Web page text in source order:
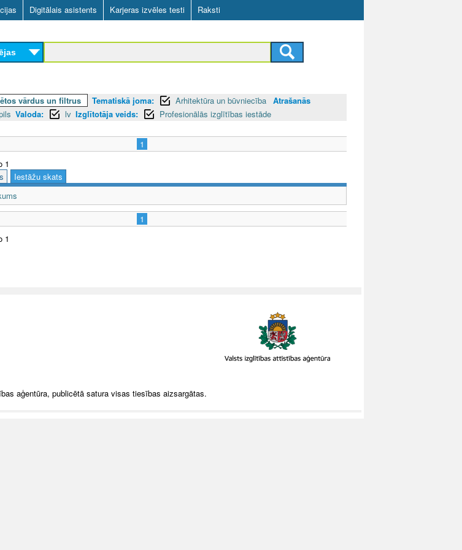
Skip
to
main
content
Digitālais asistents Karjeras izvēles testi Raksti
vārdus un filtrus Tematiskā joma: Arhitektūra un būvniecība Atrašanās
Valoda: lv Izglītotāja veids: Profesionālās izglītības iestāde
1
1
Iestāžu skats
1
1
aģentūra, publicētā satura visas tiesības aizsargātas.